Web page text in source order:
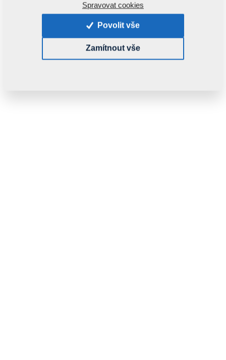
Spravovat cookies
Povolit vše
Zamítnout vše